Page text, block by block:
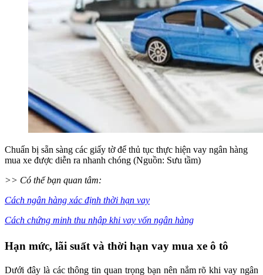
Chuẩn bị sẵn sàng các giấy tờ để thủ tục thực hiện vay ngân hàng
mua xe được diễn ra nhanh chóng (Nguồn: Sưu tầm)
>> Có thể bạn quan tâm:
Cách ngân hàng xác định thời hạn vay
Cách chứng minh thu nhập khi vay vốn ngân hàng
Hạn mức, lãi suất và thời hạn vay mua xe ô tô
Dưới đây là các thông tin quan trọng bạn nên nắm rõ khi vay ngân